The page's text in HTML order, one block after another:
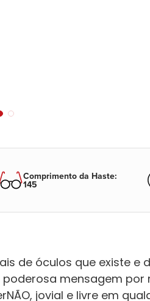
Comprimento da Haste:
145
de óculos que existe e
mensagem por
jovial e livre em